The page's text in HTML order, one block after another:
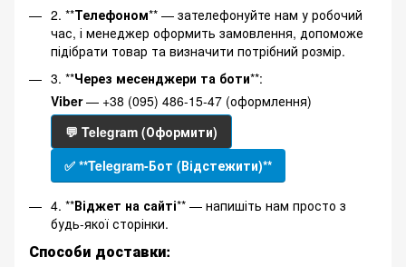
2. **Телефоном** — зателефонуйте нам у робочий
час, і менеджер оформить замовлення, допоможе
підібрати товар та визначити потрібний розмір.
3. **Через месенджери та боти**:
Viber— +38 (095) 486-15-47 (оформлення)
💬 Telegram (Оформити)
✅ **Telegram-Бот (Відстежити)**
4. **Віджет на сайті** — напишіть нам просто з
будь-якої сторінки.
Способи доставки: